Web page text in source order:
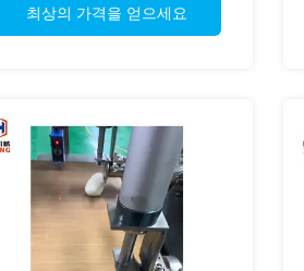
최상의 가격을 얻으세요